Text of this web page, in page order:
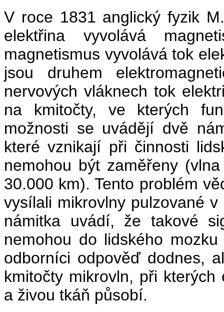
V roce 1831 anglický fyzik
elektřina vyvolává
magnetismus vyvolává tok
jsou druhem
nervových vláknech tok
na kmitočty, ve kterých
možnosti se uvádějí dvě
které vznikají při činnosti
nemohou být zaměřeny
30.000 km). Tento problém
vysílali mikrovlny pulzované
námitka uvádí, že takové
nemohou do lidského
odborníci odpověď dodnes,
kmitočty mikrovln, při
a živou tkáň působí.